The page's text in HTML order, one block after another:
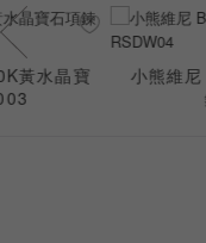
求婚
小熊維